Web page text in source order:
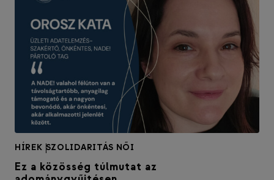
HÍREK |
SZOLIDARITÁS NŐI
Ez a közösség túlmutat az